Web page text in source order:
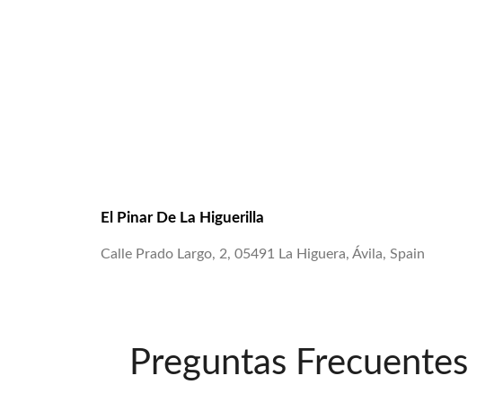
El Pinar De La Higuerilla
Calle Prado Largo, 2, 05491 La Higuera, Ávila, Spain
Preguntas Frecuentes